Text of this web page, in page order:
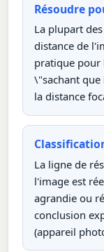
Résoudre
La plupart
distance de
pratique pour
\"sachant
la distance
La ligne de
l'image est
agrandie ou
conclusion
(appareil